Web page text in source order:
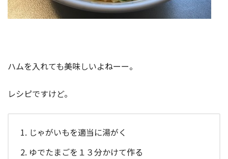
ハムを入れても美味しいよねーー。
レシピですけど。
じゃがいもを適当に湯がく
ゆでたまごを１３分かけて作る